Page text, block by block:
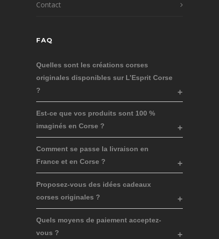
Contact
FAQ
Quelles sont les créations corses
originales disponibles sur L’Esprit Corse
?
Est-ce que vos produits sont 100 %
imaginés en Corse ?
Comment se passe la livraison en
France et en Corse ?
Proposez-vous des idées cadeaux
corses originales ?
Quels moyens de paiement acceptez-
vous ?